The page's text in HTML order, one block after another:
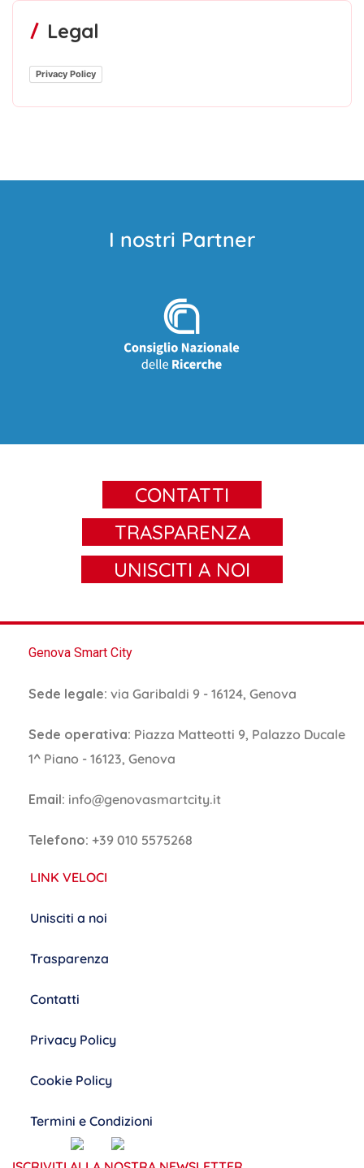
Legal
Privacy Policy
I nostri Partner
CONTATTI
TRASPARENZA
UNISCITI A NOI
Genova Smart City
Sede legale: via Garibaldi 9 - 16124, Genova
Sede operativa: Piazza Matteotti 9, Palazzo Ducale
1^ Piano - 16123, Genova
Email: info@genovasmartcity.it
Telefono: +39 010 5575268
LINK VELOCI
Unisciti a noi
Trasparenza
Contatti
Privacy Policy
Cookie Policy
Termini e Condizioni